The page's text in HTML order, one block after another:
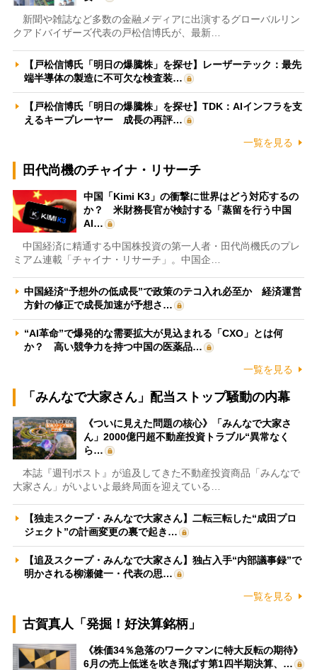
新聞や雑誌など多数の金融メディアに出演するグローバルリン
クアドバイザーズ代表の戸松信博氏が、最新…
【戸松信博氏「明日の爆騰株」を探せ】レーザーテック：最先
端半導体の製造に不可欠な検査装…
【戸松信博氏「明日の爆騰株」を探せ】TDK：AIインフラを支
えるキープレーヤー 成長の再評…
一覧を見る
田代尚機のチャイナ・リサーチ
中国「Kimi K3」の衝撃に世界はどう対応するの
か？ 米財務長官が検討する「蒸留を行う中国
AI…
中国経済に精通する中国株投資の第一人者・田代尚機氏のプレ
ミアム連載「チャイナ・リサーチ」。中国企…
中国経済“予想外の低成長”で政策のテコ入れ必至か 経済運営
方針の修正で成長加速が予想さ…
“AI革命”で爆発的な需要拡大が見込まれる「CXO」とは何
か？ 高い競争力を持つ中国の医薬品…
一覧を見る
「みんなで大家さん」配当ストップ騒動の内幕
《ついに見えた問題の核心》「みんなで大家さ
ん」2000億円超不動産投資トラブル“異常なく
ら…
本誌『週刊ポスト』が追及してきた不動産投資商品「みんなで
大家さん」がいよいよ最終局面を迎えている…
【独走スクープ・みんなで大家さん】二転三転した“成田プロ
ジェクト”の計画変更の裏で起き…
【追及スクープ・みんなで大家さん】独占入手“内部議事録”で
明かされる柳瀬健一・代表の思…
一覧を見る
古賀真人「発掘！好決算銘柄」
《株価34％急落のワークマンに特大反転の期待》
6月の売上低迷を吹き飛ばす第1四半期決算、…